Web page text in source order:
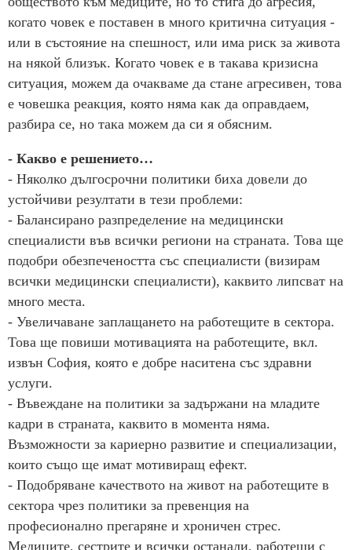
когато човек е поставен в много критична ситуация -
или в състояние на спешност, или има риск за живота
на някой близък. Когато човек е в такава кризисна
ситуация, можем да очакваме да стане агресивен, това
е човешка реакция, която няма как да оправдаем,
разбира се, но така можем да си я обясним.
- Какво е решението…
- Няколко дългосрочни политики биха довели до
устойчиви резултати в тези проблеми:
- Балансирано разпределение на медицински
специалисти във всички региони на страната. Това ще
подобри обезпечеността със специалисти (визирам
всички медицински специалисти), каквито липсват на
много места.
- Увеличаване заплащането на работещите в сектора.
Това ще повиши мотивацията на работещите, вкл.
извън София, която е добре наситена със здравни
услуги.
- Въвеждане на политики за задържани на младите
кадри в страната, каквито в момента няма.
Възможности за кариерно развитие и специализации,
които също ще имат мотивиращ ефект.
- Подобряване качеството на живот на работещите в
сектора чрез политики за превенция на
професионално прегаряне и хроничен стрес.
Медиците, сестрите и всички останали, работещи с